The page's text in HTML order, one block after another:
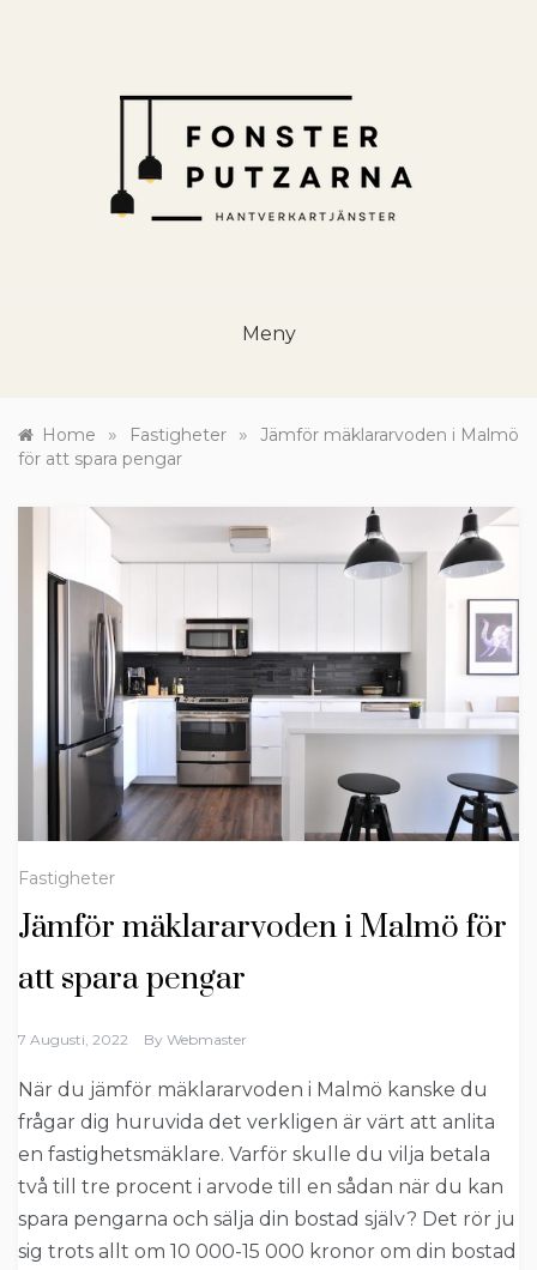
Meny
Home » Fastigheter »
Jämför mäklararvoden i Malmö
för att spara pengar
Fastigheter
Jämför mäklararvoden i Malmö för
att spara pengar
7 Augusti, 2022 By Webmaster
När du jämför mäklararvoden i Malmö kanske du
frågar dig huruvida det verkligen är värt att anlita
en fastighetsmäklare. Varför skulle du vilja betala
två till tre procent i arvode till en sådan när du kan
spara pengarna och sälja din bostad själv? Det rör ju
sig trots allt om 10 000-15 000 kronor om din bostad